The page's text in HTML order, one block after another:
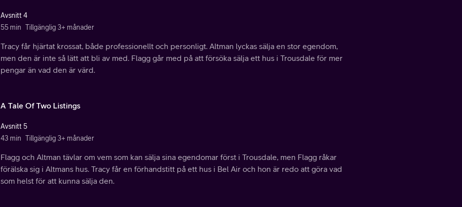
Avsnitt 4
55 min Tillgänglig 3+ månader
Tracy får hjärtat krossat, både professionellt och personligt. Altman lyckas sälja en stor egendom,
men den är inte så lätt att bli av med. Flagg går med på att försöka sälja ett hus i Trousdale för mer
pengar än vad den är värd.
A Tale Of Two Listings
Avsnitt 5
43 min Tillgänglig 3+ månader
Flagg och Altman tävlar om vem som kan sälja sina egendomar först i Trousdale, men Flagg råkar
förälska sig i Altmans hus. Tracy får en förhandstitt på ett hus i Bel Air och hon är redo att göra vad
som helst för att kunna sälja den.